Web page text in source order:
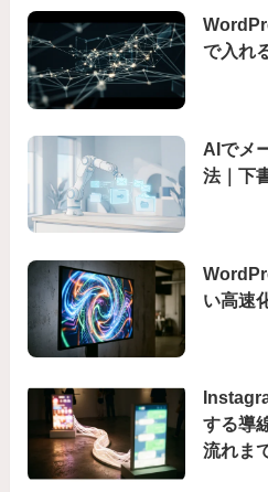
で入れ
AIでメ
法｜下
い高速
する導
流れま